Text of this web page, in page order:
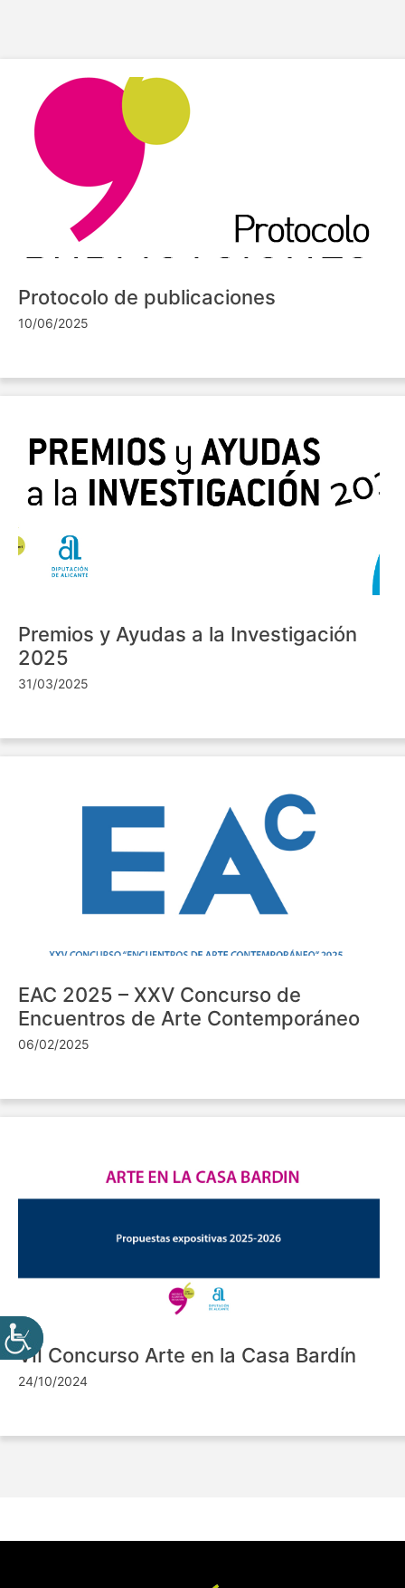
Protocolo de publicaciones
10/06/2025
Premios y Ayudas a la Investigación
2025
31/03/2025
EAC 2025 – XXV Concurso de
Encuentros de Arte Contemporáneo
06/02/2025
VII Concurso Arte en la Casa Bardín
24/10/2024